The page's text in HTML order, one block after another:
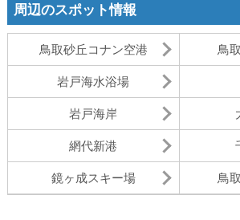
周辺のスポット情報
鳥取砂丘コナン空港 鳥
岩戸海水浴場
岩戸海岸
網代新港
鏡ヶ成スキー場 鳥